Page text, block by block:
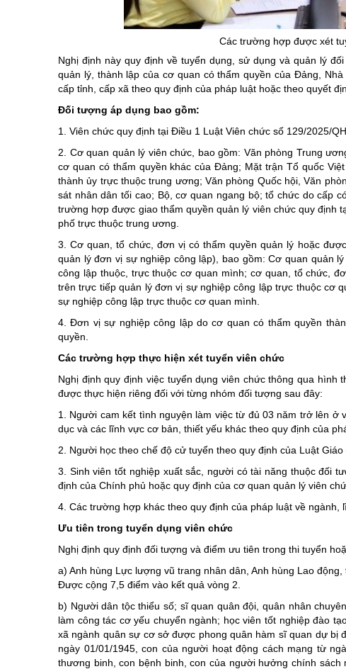
Chuyên đề tổng hợp
Các trường hợp được xét
Nghị định này quy định về tuyển dụng, sử dụng và quản lý
quản lý, thành lập của cơ quan có thẩm quyền của Đảng,
cấp tỉnh, cấp xã theo quy định của pháp luật hoặc theo quyết
Đối tượng áp dụng bao gồm:
1. Viên chức quy định tại Điều 1 Luật Viên chức số 129/2025/
2. Cơ quan quản lý viên chức, bao gồm: Văn phòng Trung
cơ quan có thẩm quyền khác của Đảng; Mặt trận Tổ quốc
thành ủy trực thuộc trung ương; Văn phòng Quốc hội, Văn
sát nhân dân tối cao; Bộ, cơ quan ngang bộ; tổ chức do cấp
trường hợp được giao thẩm quyền quản lý viên chức quy định
phố trực thuộc trung ương.
3. Cơ quan, tổ chức, đơn vị có thẩm quyền quản lý hoặc
quản lý đơn vị sự nghiệp công lập), bao gồm: Cơ quan quản
công lập thuộc, trực thuộc cơ quan mình; cơ quan, tổ chức,
trên trực tiếp quản lý đơn vị sự nghiệp công lập trực thuộc cơ
sự nghiệp công lập trực thuộc cơ quan mình.
4. Đơn vị sự nghiệp công lập do cơ quan có thẩm quyền
quyền.
Các trường hợp thực hiện xét tuyển viên chức
Nghị định quy định việc tuyển dụng viên chức thông qua
được thực hiện riêng đối với từng nhóm đối tượng sau đây:
1. Người cam kết tình nguyện làm việc từ đủ 03 năm trở lên ở
dục và các lĩnh vực cơ bản, thiết yếu khác theo quy định của
2. Người học theo chế độ cử tuyển theo quy định của Luật
3. Sinh viên tốt nghiệp xuất sắc, người có tài năng thuộc đối
định của Chính phủ hoặc quy định của cơ quan quản lý viên
4. Các trường hợp khác theo quy định của pháp luật về ngành,
Ưu tiên trong tuyển dụng viên chức
Nghị định quy định đối tượng và điểm ưu tiên trong thi tuyển
a) Anh hùng Lực lượng vũ trang nhân dân, Anh hùng Lao
Được cộng 7,5 điểm vào kết quả vòng 2.
b) Người dân tộc thiểu số; sĩ quan quân đội, quân nhân
làm công tác cơ yếu chuyển ngành; học viên tốt nghiệp đào
xã ngành quân sự cơ sở được phong quân hàm sĩ quan dự bị
ngày 01/01/1945, con của người hoạt động cách mạng từ
thương binh, con bệnh binh, con của người hưởng chính